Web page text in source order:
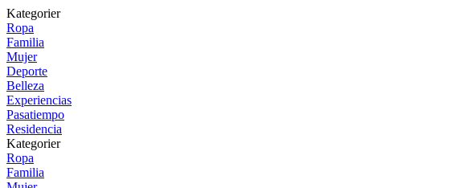
Kategorier
Ropa
Familia
Mujer
Deporte
Belleza
Experiencias
Pasatiempo
Residencia
Kategorier
Ropa
Familia